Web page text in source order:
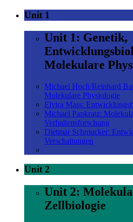
Unit 1
Unit 1: Genetik,
Molekulare
Michael Hoch/Reinhard
Molekulare Physiologie
Elvira Mass:
Michael Pankratz:
Verhaltensforschung
Dietmar Schmucker:
Verschaltungen
Unit 2
Unit 2:
Zellbiologie